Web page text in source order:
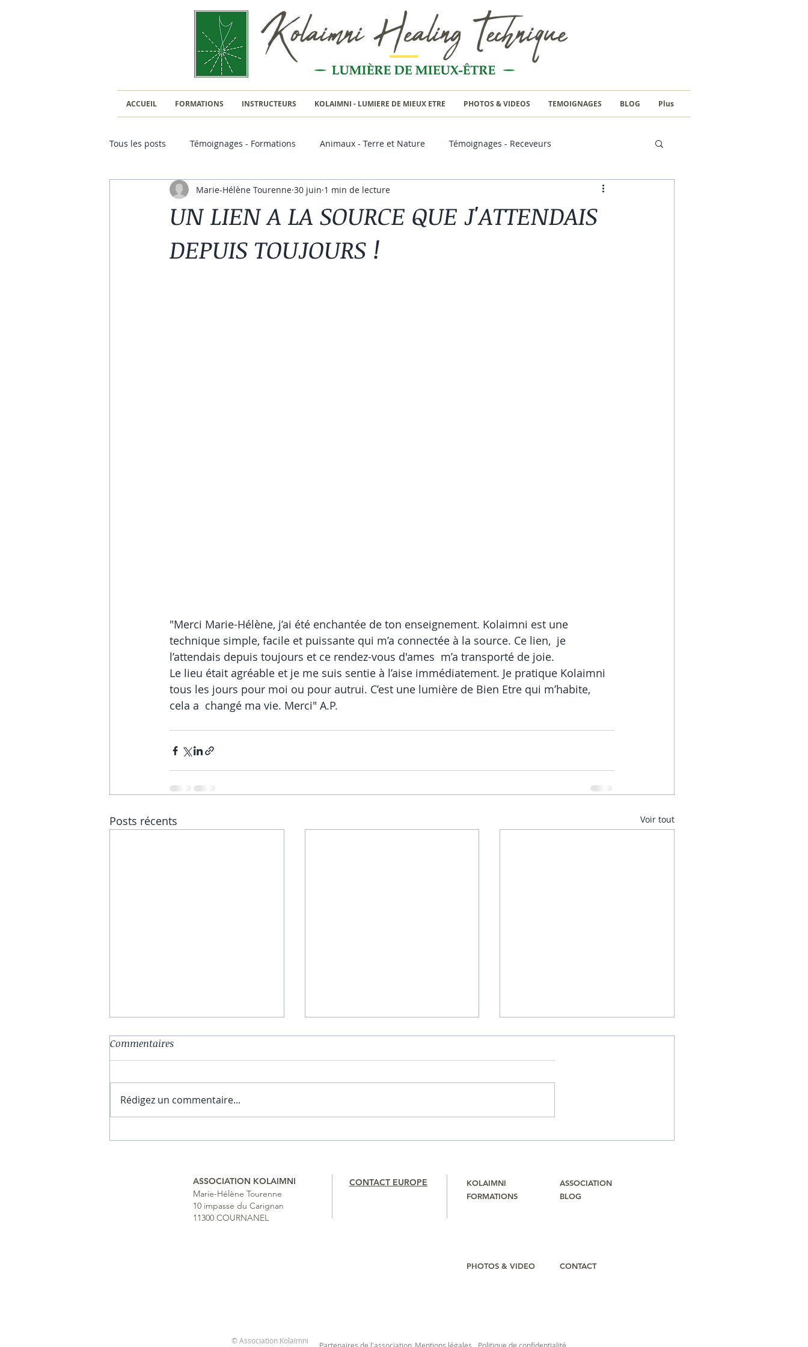
ACCUEIL FORMATIONS INSTRUCTEURS KOLAIMNI - LUMIERE DE MIEUX ETRE PHOTOS & VIDEOS TEMOIGNAGES BLOG Plus
Tous les posts Témoignages - Formations Animaux - Terre et Nature Témoignages - Receveurs
Kolaimni et Chirurgie
UN LIEN A LA SOURCE QUE J'ATTENDAIS
DEPUIS TOUJOURS !
Marie-Hélène Tourenne 30 juin 1 min de lecture
"Merci Marie-Hélène, j’ai été enchantée de ton enseignement. Kolaimni est une
technique simple, facile et puissante qui m’a connectée à la source. Ce lien,  je
l’attendais depuis toujours et ce rendez-vous d'ames  m’a transporté de joie.
Le lieu était agréable et je me suis sentie à l’aise immédiatement. Je pratique Kolaimni
tous les jours pour moi ou pour autrui. C’est une lumière de Bien Etre qui m’habite,
cela a  changé ma vie. Merci" A.P.
Posts récents Voir tout
C'est le début d'une
Tellement enrichissant
Commentaires
Rédigez un commentaire...
ASSOCIATION KOLAIMNI
Marie-Hélène Tourenne
10 impasse du Carignan
11300 COURNANEL
CONTACT EUROPE
KOLAIMNI
FORMATIONS
ASSOCIATION
BLOG
PHOTOS & VIDEO CONTACT
© Association Kolaimni